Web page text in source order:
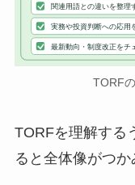
関連用語との違いを整理
実務や投資判断への応用
最新動向・制度改正をチ
TORF
TORFを理解する
ると全体像がつか